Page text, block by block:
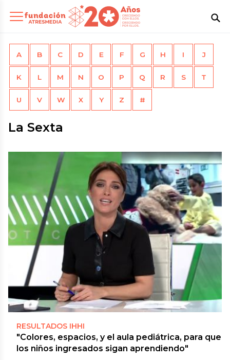
A B C D E F G H I J
K L M N O P Q R S T
U V W X Y Z #
La Sexta
RESULTADOS IHHI
"Colores, espacios, y el aula pediátrica, para que
los niños ingresados sigan aprendiendo"